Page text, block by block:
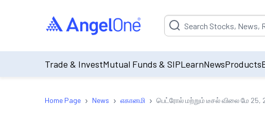
Suggestion will be
Trade & InvestMutual Funds & SIPLearnNewsProducts
Home Page › News › எகானமி › பெட்ரோல் மற்றும் டீசல் விலை மே 25,